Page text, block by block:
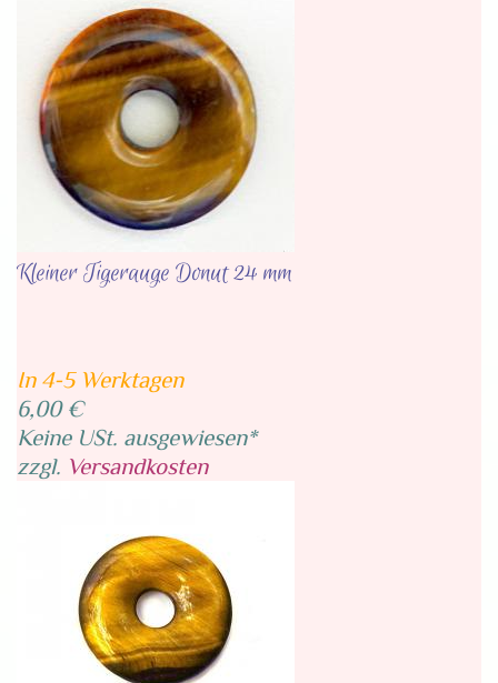
Kleiner Tigerauge Donut 24 mm
In 4-5 Werktagen
6,00 €
Keine USt. ausgewiesen*
zzgl. Versandkosten